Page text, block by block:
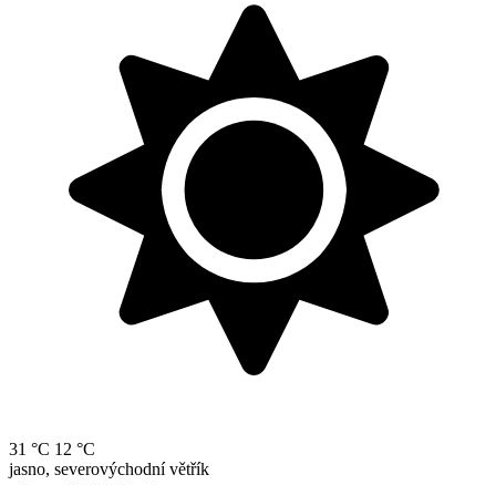
31 °C 12 °C
jasno, severovýchodní větřík